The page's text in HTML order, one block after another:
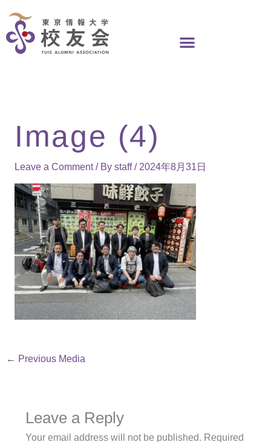
content
Image (4)
Leave a Comment / By staff/ 2024年8月31日
← Previous Media
Leave a Reply
Your email address will not be published. Required